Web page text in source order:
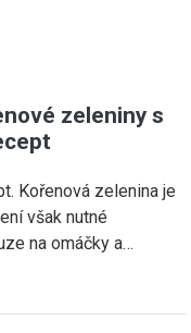
zeleniny s
Kořenová zelenina je
však nutné
na omáčky a…